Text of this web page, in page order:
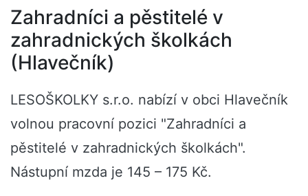
Zahradníci a pěstitelé v
zahradnických školkách
(Hlavečník)
LESOŠKOLKY s.r.o. nabízí v obci Hlavečník
volnou pracovní pozici "Zahradníci a
pěstitelé v zahradnických školkách".
Nástupní mzda je 145 – 175 Kč.